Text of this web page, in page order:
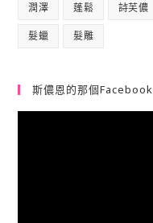
潤澤 蓬鬆 詩芙儂
髮蠟 髮雕
斯儂恩的那個Facebook